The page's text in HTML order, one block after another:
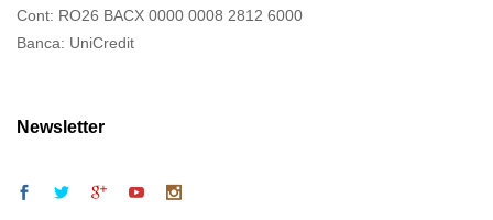
Cont: RO26 BACX 0000 0008 2812 6000
Banca: UniCredit
Newsletter